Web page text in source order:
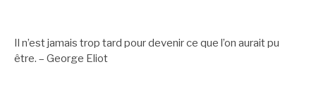
Il n’est jamais trop tard pour devenir ce que l’on aurait pu
être. – George Eliot